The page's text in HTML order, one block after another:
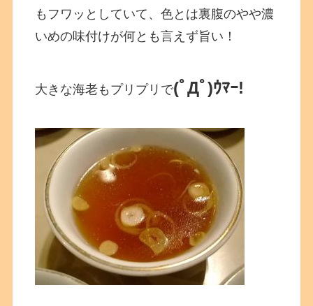
もフワッとしていて、色とは裏腹のやや濃
いめの味付けが何とも言えず旨い！
大きな海老もプリプリで(ﾟДﾟ)ｳﾏｰ!